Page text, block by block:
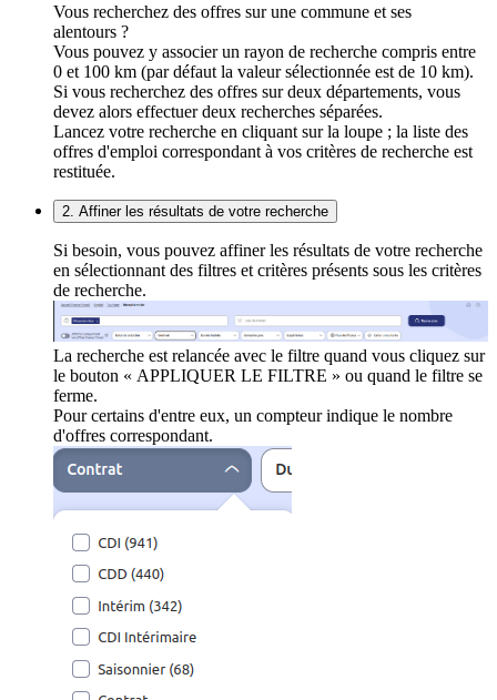
Vous recherchez des offres sur une commune et ses
alentours ?
Vous pouvez y associer un rayon de recherche compris entre
0 et 100 km (par défaut la valeur sélectionnée est de 10 km).
Si vous recherchez des offres sur deux départements, vous
devez alors effectuer deux recherches séparées.
Lancez votre recherche en cliquant sur la loupe ; la liste des
offres d'emploi correspondant à vos critères de recherche est
restituée.
2. Affiner les résultats de votre recherche
Si besoin, vous pouvez affiner les résultats de votre recherche
en sélectionnant des filtres et critères présents sous les critères
de recherche.
La recherche est relancée avec le filtre quand vous cliquez sur
le bouton « APPLIQUER LE FILTRE » ou quand le filtre se
ferme.
Pour certains d'entre eux, un compteur indique le nombre
d'offres correspondant.